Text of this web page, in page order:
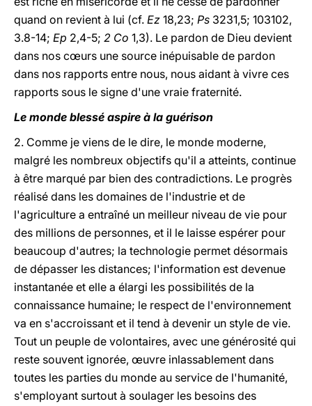
quand on revient à lui (cf. Ez 18,23; Ps 3231,5; 103102,
3.8-14; Ep 2,4-5; 2 Co 1,3). Le pardon de Dieu devient
dans nos cœurs une source inépuisable de pardon
dans nos rapports entre nous, nous aidant à vivre ces
rapports sous le signe d'une vraie fraternité.
Le monde blessé aspire à la guérison
2. Comme je viens de le dire, le monde moderne,
malgré les nombreux objectifs qu'il a atteints, continue
à être marqué par bien des contradictions. Le progrès
réalisé dans les domaines de l'industrie et de
l'agriculture a entraîné un meilleur niveau de vie pour
des millions de personnes, et il le laisse espérer pour
beaucoup d'autres; la technologie permet désormais
de dépasser les distances; l'information est devenue
instantanée et elle a élargi les possibilités de la
connaissance humaine; le respect de l'environnement
va en s'accroissant et il tend à devenir un style de vie.
Tout un peuple de volontaires, avec une générosité qui
reste souvent ignorée, œuvre inlassablement dans
toutes les parties du monde au service de l'humanité,
s'employant surtout à soulager les besoins des